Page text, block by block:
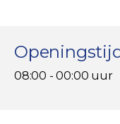
08:00 - 00:00 uur